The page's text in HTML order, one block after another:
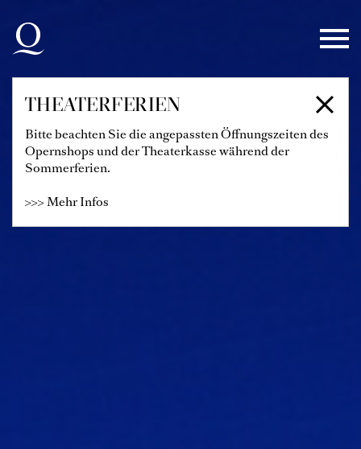
Zur Hauptnavigation springen
Zum Hauptinhalt springen
Zum Footer springen
THEATERFERIEN
Bitte beachten Sie die angepassten Öffnungszeiten des
Opernshops und der Theaterkasse während der
Sommerferien.
>>> Mehr Infos